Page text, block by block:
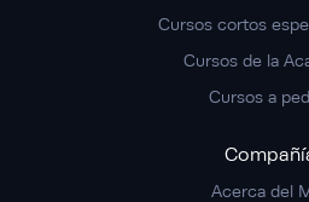
Cursos cortos
Cursos de la
Cursos a
Acerca del